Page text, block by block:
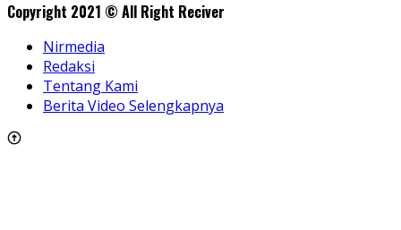
Copyright 2021 © All Right Reciver
Nirmedia
Redaksi
Tentang Kami
Berita Video Selengkapnya